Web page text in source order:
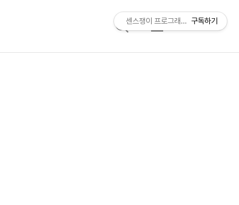
검
메
센스쟁이 프로그래머, 비트센스
구독하기